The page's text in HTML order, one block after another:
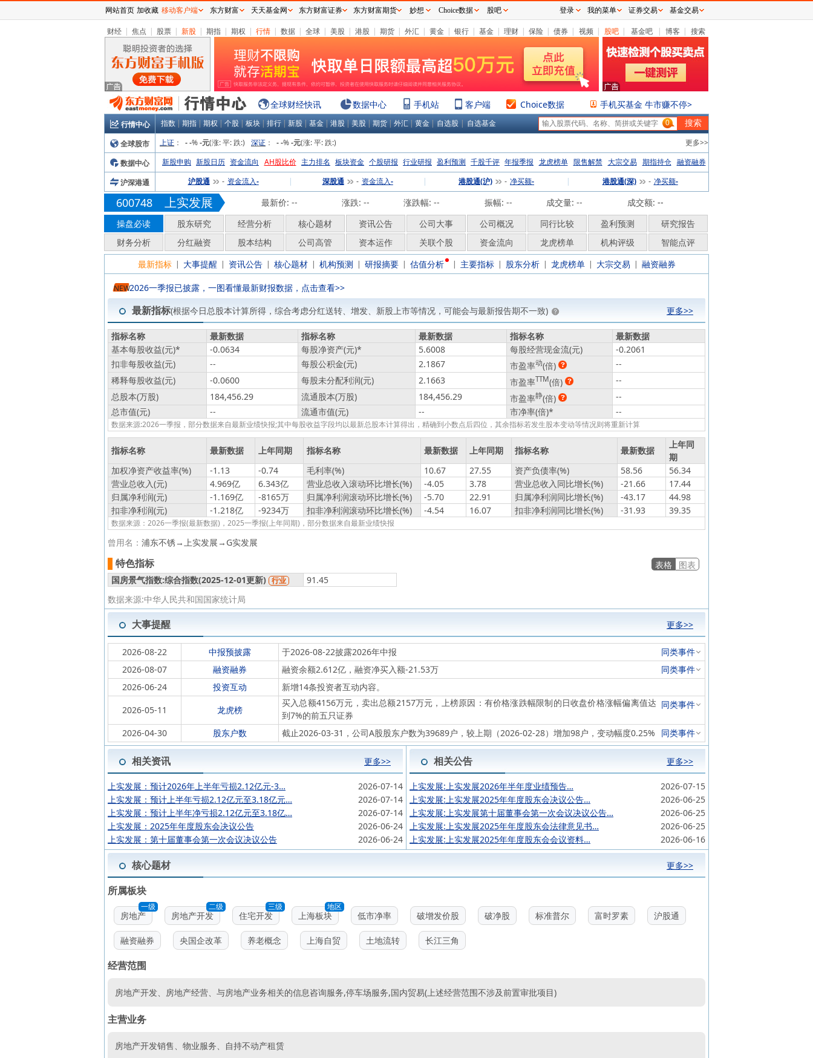
财经 | 焦点 | 股票 | 新股 | 期指 | 期权 | 行情 | 数据 | 全球 | 美股 | 港股 | 期货 | 外汇 | 黄金 | 银行 | 基金 | 理财 | 保险 | 债券 | 视频 | 股吧 | 基金吧 | 博客 | 搜索
全球财经快讯 数据中心 手机站 客户端 Choice数据 手机买基金 牛市赚不停>
行情中心 指数 | 期指 | 期权 | 个股 | 板块 | 排行 | 新股 | 基金 | 港股 | 美股 | 期货 | 外汇 | 黄金 | 自选股 | 自选基金 0
全球股市 上证 ： - -% -元(涨:平:跌:) 深证 ： - -% -元(涨:平:跌:)
更多>>
数据中心
新股申购 新股日历 资金流向 AH股比价 主力排名 板块资金 个股研报 行业研报 盈利预测 千股千评 年报季报 龙虎榜单 限售解禁 大宗交易 期指持仓 融资融券
沪深港通
沪股通 - 资金流入- | 深股通 - 资金流入- | 港股通(沪) - 净买额- | 港股通(深) - 净买额-
600748 上实发展 最新价: -- 涨跌: -- 涨跌幅: -- 振幅: -- 成交量: -- 成交额: --
操盘必读
股东研究 经营分析 核心题材 资讯公告 公司大事 公司概况 同行比较 盈利预测
研究报告
财务分析
分红融资 股本结构 公司高管 资本运作 关联个股 资金流向 龙虎榜单 机构评级
智能点评
最新指标 | 大事提醒 | 资讯公告 | 核心题材 | 机构预测 | 研报摘要 | 估值分析 | 主要指标 | 股东分析 | 龙虎榜单 | 大宗交易 | 融资融券
NEW2026一季报已披露，一图看懂最新财报数据，点击查看>>
最新指标(根据今日总股本计算所得，综合考虑分红送转、增发、新股上市等情况，可能会与最新报告期不一致) 更多>>
指标名称 最新数据 指标名称 最新数据 指标名称
最新数据
基本每股收益(元)* -0.0634 每股净资产(元)* 5.6008 每股经营现金流(元)
-0.2061
扣非每股收益(元)
-- 每股公积金(元) 2.1867 市盈率动(倍)
--
稀释每股收益(元)
-0.0600 每股未分配利润(元) 2.1663 市盈率TTM(倍)
--
总股本(万股)
184,456.29 流通股本(万股) 184,456.29 市盈率静(倍)
--
总市值(元)
-- 流通市值(元) -- 市净率(倍)* --
数据来源:2026一季报，部分数据来自最新业绩快报;其中每股收益字段均以最新总股本计算得出，精确到小数点后四位，其余指标若发生股本变动等情况则将重新计算
指标名称 最新数据 上年同期 指标名称 最新数据 上年同期 指标名称 最新数据
上年同
期
加权净资产收益率(%)
-1.13 -0.74 毛利率(%) 10.67 27.55 资产负债率(%) 58.56
56.34
营业总收入(元)
4.969亿 6.343亿 营业总收入滚动环比增长(%) -4.05 3.78 营业总收入同比增长(%) -21.66
17.44
归属净利润(元)
-1.169亿 -8165万 归属净利润滚动环比增长(%) -5.70 22.91 归属净利润同比增长(%) -43.17
44.98
扣非净利润(元)
-1.218亿 -9234万 扣非净利润滚动环比增长(%) -4.54 16.07 扣非净利润同比增长(%) -31.93 39.35
数据来源：2026一季报(最新数据)，2025一季报(上年同期)，部分数据来自最新业绩快报
曾用名： 浦东不锈→上实发展→G实发展
特色指标 表格
图表
国房景气指数:综合指数(2025-12-01更新) 行业
91.45
数据来源:中华人民共和国国家统计局
大事提醒 更多>>
2026-08-22 中报预披露 于2026-08-22披露2026年中报
同类事件
2026-08-07
融资融券 融资余额2.612亿，融资净买入额-21.53万
同类事件
2026-06-24
投资互动
新增14条投资者互动内容。
2026-05-11
龙虎榜
买入总额4156万元，卖出总额2157万元，上榜原因：有价格涨跌幅限制的日收盘价格涨幅偏离值达
到7%的前五只证券
同类事件
2026-04-30 股东户数 截止2026-03-31，公司A股股东户数为39689户，较上期（2026-02-28）增加98户，变动幅度0.25% 同类事件
相关资讯 更多>>
上实发展：预计2026年上半年亏损2.12亿元-3…
2026-07-14
上实发展：预计上半年亏损2.12亿元至3.18亿元…
2026-07-14
上实发展：预计上半年净亏损2.12亿元至3.18亿…
2026-07-14
上实发展：2025年年度股东会决议公告
2026-06-24
上实发展：第十届董事会第一次会议决议公告
2026-06-24
相关公告 更多>>
上实发展:上实发展2026年半年度业绩预告…
2026-07-15
上实发展:上实发展2025年年度股东会决议公告…
2026-06-25
上实发展:上实发展第十届董事会第一次会议决议公告…
2026-06-25
上实发展:上实发展2025年年度股东会法律意见书…
2026-06-25
上实发展:上实发展2025年年度股东会会议资料…
2026-06-16
核心题材 更多>>
所属板块
一级
房地产
二级
房地产开发
三级
住宅开发
地区
上海板块 低市净率 破增发价股 破净股 标准普尔 富时罗素 沪股通
融资融券 央国企改革 养老概念 上海自贸 土地流转 长江三角
经营范围
房地产开发、房地产经营、与房地产业务相关的信息咨询服务,停车场服务,国内贸易(上述经营范围不涉及前置审批项目)
主营业务
房地产开发销售、物业服务、自持不动产租赁
网站首页 加收藏 移动客户端 东方财富 天天基金网 东方财富证券 东方财富期货 妙想 Choice数据 股吧 登录 我的菜单 证券交易 基金交易